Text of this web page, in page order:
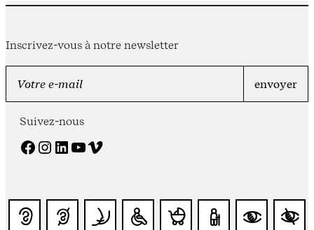
Inscrivez-vous à notre newsletter
Suivez-nous
Facebook Instagram LinkedIn YouTube Vimeo